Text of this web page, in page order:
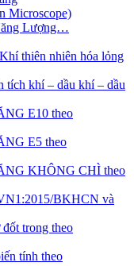
Microscope)
Lượng…
thiên nhiên hóa lỏng
tích khí – dầu khí – dầu
E10 theo
E5 theo
KHÔNG CHÌ theo
BKHCN và
trong theo
tính theo